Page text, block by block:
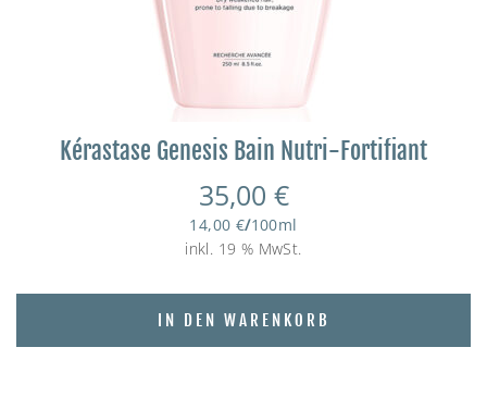
Kérastase Genesis Bain Nutri-Fortifiant
35,00 €
14,00 €/100ml
inkl. 19 % MwSt.
IN DEN WARENKORB